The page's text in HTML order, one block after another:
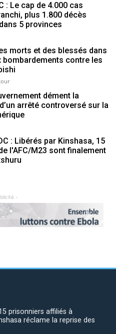
: Le cap de 4.000 cas
plus 1.800 décès
5 provinces
morts et des blessés dans
bombardements contre les
dément la
arrêté controversé sur la
: Libérés par Kinshasa, 15
l'AFC/M23 sont finalement
-
Next
prisonniers affiliés à
réclame la reprise des